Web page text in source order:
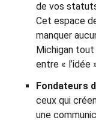
de vos
Cet espace
manquer
Michigan
entre « l’idée
Fondateurs
ceux qui
une